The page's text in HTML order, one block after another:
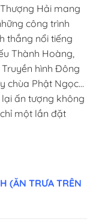
Hải mang
công trình
thắng nổi tiếng
Thành Hoàng,
hình Đông
chùa Phật Ngọc…
ấn tượng không
một lần đặt
(ĂN TRƯA TRÊN